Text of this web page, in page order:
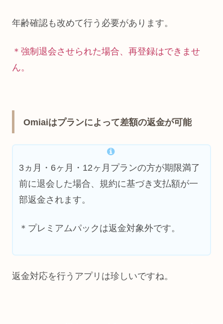
年齢確認も改めて行う必要があります。
＊強制退会させられた場合、再登録はできませ
ん。
Omiaiはプランによって差額の返金が可能
3ヵ月・6ヶ月・12ヶ月プランの方が期限満了
前に退会した場合、規約に基づき支払額が一
部返金されます。
＊プレミアムパックは返金対象外です。
返金対応を行うアプリは珍しいですね。